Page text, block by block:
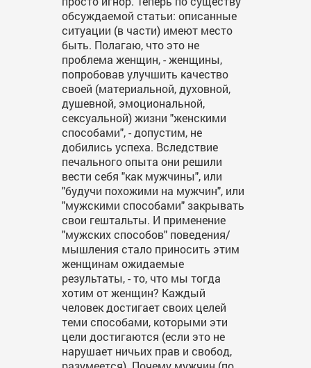
обсуждаемой статьи: описанные
ситуации (в части) имеют место
быть. Полагаю, что это не
проблема женщин, - женщины,
попробовав улучшить качество
своей (материальной, духовной,
душевной, эмоциональной,
сексуальной) жизни "женскими
способами", - допустим, не
добились успеха. Вследствие
печального опыта они решили
вести себя "как мужчины", или
"будучи похожими на мужчин", или
"мужскими способами" закрывать
свои гештальты. И применение
"мужских способов" поведения/
мышления стало приносить этим
женщинам ожидаемые
результаты, - то, что мы тогда
хотим от женщин? Каждый
человек достигает своих целей
теми способами, которыми эти
цели достигаются (если это не
нарушает ничьих прав и свобод,